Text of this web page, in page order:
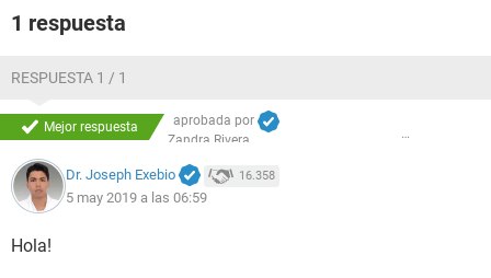
1 respuesta
RESPUESTA 1 / 1
Mejor respuesta
aprobada por
Zandra Rivera
Dr. Joseph Exebio 16.358
5 may 2019 a las 06:59
Hola!